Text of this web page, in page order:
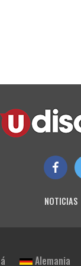
NOTICIAS
Alemania